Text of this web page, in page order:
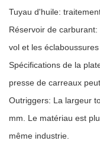
Tuyau d'huile:
Réservoir de
vol et les éclaboussures
Spécifications de la
presse de carreaux
Outriggers: La largeur
mm. Le matériau est
même industrie.